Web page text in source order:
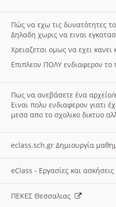
Πώς να εχω τις δυνατότητες
Δηλαδη χωρις να ειναι
Χρειαζεται ομως να εχει
Επιπλεον ΠΟΛΥ ενδιαφερον
Πως να ανεβάσετε ένα
Ειναι πολυ ενδιαφερον γιατι
μεσα απο το σχολικο δικτυο
eclass.sch.gr Δημιουργία
eClass - Εργασίες και
ΠΕΚΕΣ Θεσσαλιας